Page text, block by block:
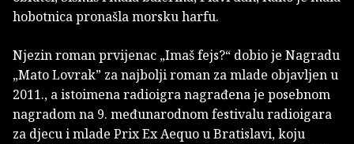
hobotnica pronašla morsku harfu.
Njezin roman prvijenac „Imaš fejs?“ dobio je Nagradu
„Mato Lovrak” za najbolji roman za mlade objavljen u
2011., a istoimena radioigra nagrađena je posebnom
nagradom na 9. međunarodnom festivalu radioigara
za djecu i mlade Prix Ex Aequo u Bratislavi, koju